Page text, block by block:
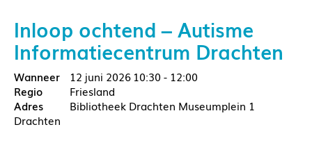
Inloop ochtend – Autisme
Informatiecentrum Drachten
12 juni 2026 10:30 - 12:00
Friesland
Bibliotheek Drachten Museumplein 1
Drachten